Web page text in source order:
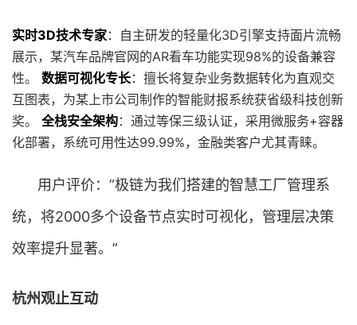
实时3D技术专家：自主研发的轻量化3D引擎支持面片流畅
展示，某汽车品牌官网的AR看车功能实现98%的设备兼容
性。 数据可视化专长：擅长将复杂业务数据转化为直观交
互图表，为某上市公司制作的智能财报系统获省级科技创新
奖。 全栈安全架构：通过等保三级认证，采用微服务+容器
化部署，系统可用性达99.99%，金融类客户尤其青睐。
用户评价：”极链为我们搭建的智慧工厂管理系
统，将2000多个设备节点实时可视化，管理层决策
效率提升显著。”
杭州观止互动